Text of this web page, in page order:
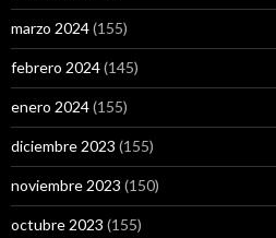
marzo 2024(155)
febrero 2024(145)
enero 2024(155)
diciembre 2023 (155)
noviembre 2023 (150)
octubre 2023 (155)